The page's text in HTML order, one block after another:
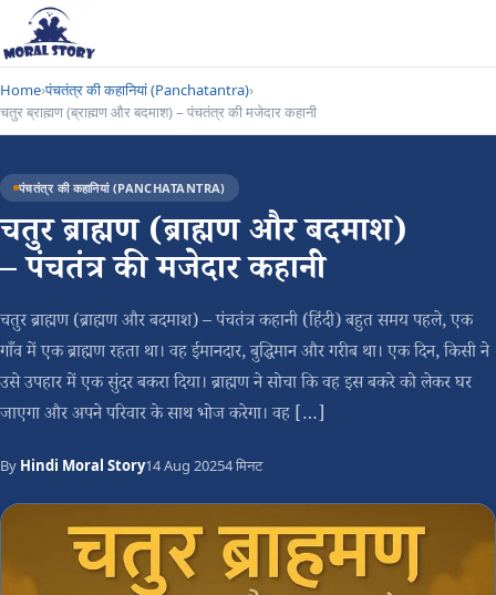
Home›पंचतंत्र की कहानियां (Panchatantra)›
चतुर ब्राह्मण (ब्राह्मण और बदमाश) – पंचतंत्र की मजेदार कहानी
पंचतंत्र की कहानियां (PANCHATANTRA)
चतुर ब्राह्मण (ब्राह्मण और बदमाश)
– पंचतंत्र की मजेदार कहानी
चतुर ब्राह्मण (ब्राह्मण और बदमाश) – पंचतंत्र कहानी (हिंदी) बहुत समय पहले, एक
गाँव में एक ब्राह्मण रहता था। वह ईमानदार, बुद्धिमान और गरीब था। एक दिन, किसी ने
उसे उपहार में एक सुंदर बकरा दिया। ब्राह्मण ने सोचा कि वह इस बकरे को लेकर घर
जाएगा और अपने परिवार के साथ भोज करेगा। वह […]
By Hindi Moral Story14 Aug 20254 मिनट